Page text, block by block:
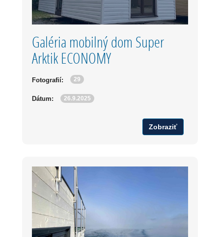
Galéria mobilný dom Super
Arktik ECONOMY
Fotografií: 29
Dátum: 26.9.2025
Zobraziť